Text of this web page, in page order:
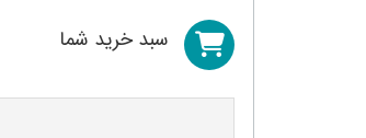
سبد خريد شما